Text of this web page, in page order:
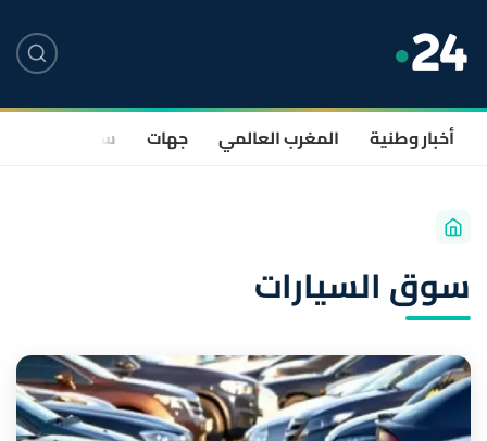
أخبار وطنية المغرب العالمي جهات سياسة
سوق السيارات